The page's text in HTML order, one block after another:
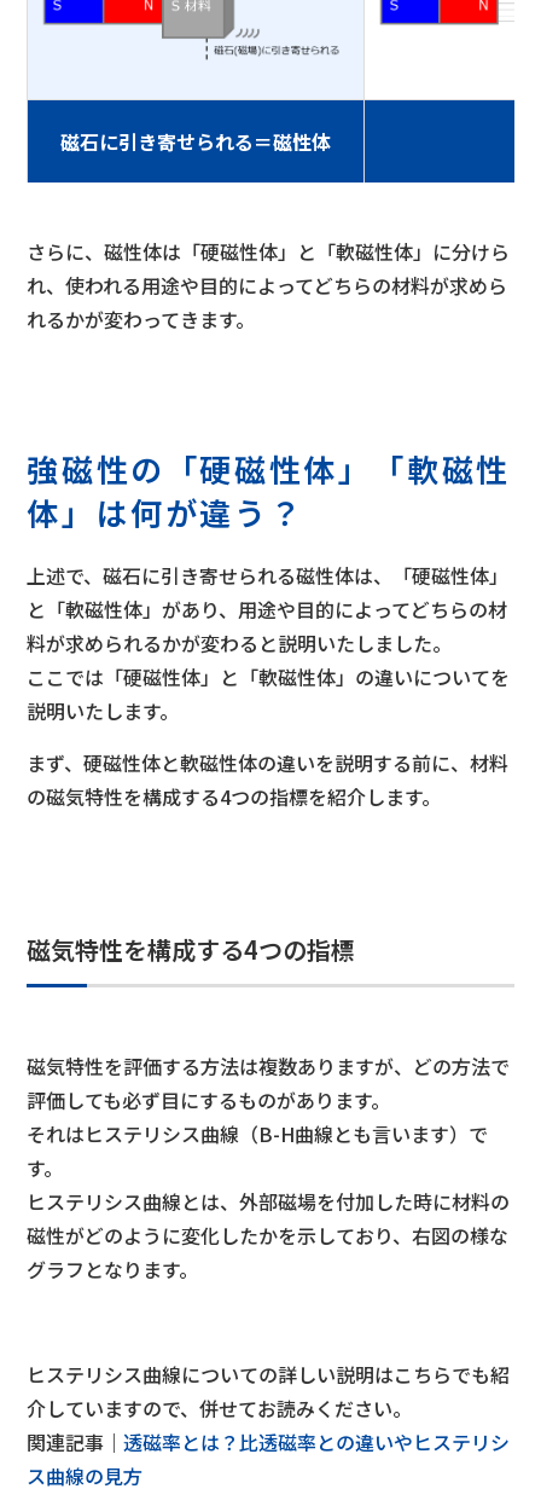
磁石に引き寄せられる＝磁性体
さらに、磁性体は「硬磁性体」と「軟磁性体」に分けら
れ、使われる用途や目的によってどちらの材料が求めら
れるかが変わってきます。
強磁性の「硬磁性体」「軟磁性
体」は何が違う？
上述で、磁石に引き寄せられる磁性体は、「硬磁性体」
と「軟磁性体」があり、用途や目的によってどちらの材
料が求められるかが変わると説明いたしました。
ここでは「硬磁性体」と「軟磁性体」の違いについてを
説明いたします。
まず、硬磁性体と軟磁性体の違いを説明する前に、材料
の磁気特性を構成する4つの指標を紹介します。
磁気特性を構成する4つの指標
磁気特性を評価する方法は複数ありますが、どの方法で
評価しても必ず目にするものがあります。
それはヒステリシス曲線（B-H曲線とも言います）で
す。
ヒステリシス曲線とは、外部磁場を付加した時に材料の
磁性がどのように変化したかを示しており、右図の様な
グラフとなります。
ヒステリシス曲線についての詳しい説明はこちらでも紹
介していますので、併せてお読みください。
関連記事｜透磁率とは？比透磁率との違いやヒステリシ
ス曲線の見方